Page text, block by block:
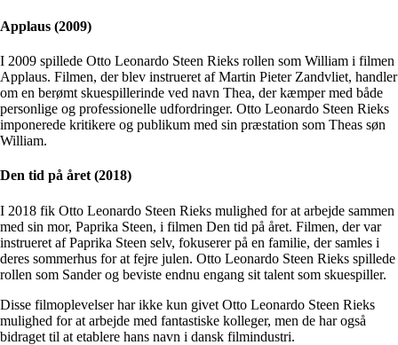
Applaus (2009)
I 2009 spillede Otto Leonardo Steen Rieks rollen som William i filmen
Applaus. Filmen, der blev instrueret af Martin Pieter Zandvliet, handler
om en berømt skuespillerinde ved navn Thea, der kæmper med både
personlige og professionelle udfordringer. Otto Leonardo Steen Rieks
imponerede kritikere og publikum med sin præstation som Theas søn
William.
Den tid på året (2018)
I 2018 fik Otto Leonardo Steen Rieks mulighed for at arbejde sammen
med sin mor, Paprika Steen, i filmen Den tid på året. Filmen, der var
instrueret af Paprika Steen selv, fokuserer på en familie, der samles i
deres sommerhus for at fejre julen. Otto Leonardo Steen Rieks spillede
rollen som Sander og beviste endnu engang sit talent som skuespiller.
Disse filmoplevelser har ikke kun givet Otto Leonardo Steen Rieks
mulighed for at arbejde med fantastiske kolleger, men de har også
bidraget til at etablere hans navn i dansk filmindustri.